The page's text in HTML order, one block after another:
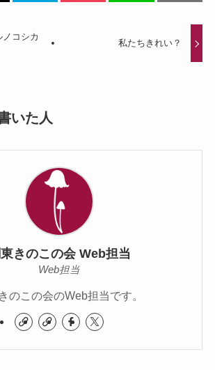
コシカ
私たちきれい？
いた人
きのこの会 Web担当
Web担当
のこの会のWeb担当です。